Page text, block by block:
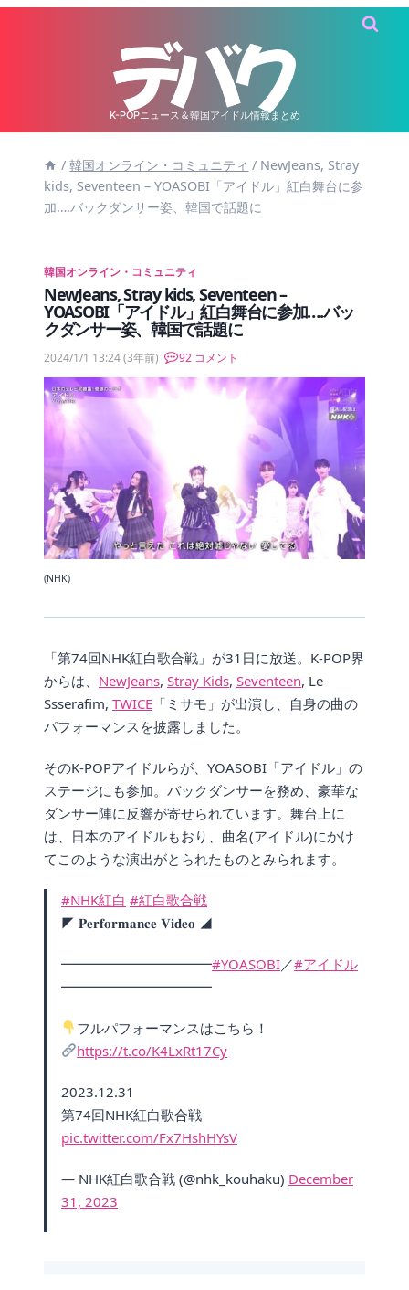
K-POPニュース＆韓国アイドル情報まとめ
/ 韓国オンライン・コミュニティ / NewJeans, Stray
kids, Seventeen – YOASOBI「アイドル」紅白舞台に参
加….バックダンサー姿、韓国で話題に
韓国オンライン・コミュニティ
NewJeans, Stray kids, Seventeen –
YOASOBI「アイドル」紅白舞台に参加….バッ
クダンサー姿、韓国で話題に
2024/1/1 13:24(3年前) 92 コメント
(NHK)
「第74回NHK紅白歌合戦」が31日に放送。K-POP界
からは、 NewJeans, Stray Kids, Seventeen, Le
Ssserafim, TWICE 「ミサモ」が出演し、自身の曲の
パフォーマンスを披露しました。
そのK-POPアイドルらが、YOASOBI「アイドル」の
ステージにも参加。バックダンサーを務め、豪華な
ダンサー陣に反響が寄せられています。舞台上に
は、日本のアイドルもおり、曲名(アイドル)にかけ
てこのような演出がとられたものとみられます。
#NHK紅白 #紅白歌合戦
◤ 𝐏𝐞𝐫𝐟𝐨𝐫𝐦𝐚𝐧𝐜𝐞 𝐕𝐢𝐝𝐞𝐨 ◢
━━━━━━━━━━━#YOASOBI／#アイドル
━━━━━━━━━━━
フルパフォーマンスはこちら！
https://t.co/K4LxRt17Cy
2023.12.31
第74回NHK紅白歌合戦
pic.twitter.com/Fx7HshHYsV
— NHK紅白歌合戦 (@nhk_kouhaku) December
31, 2023